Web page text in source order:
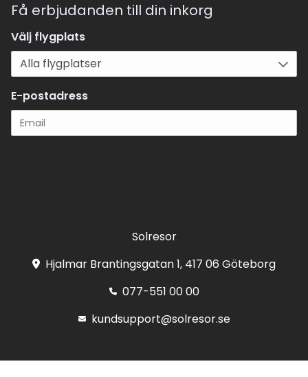
Få erbjudanden till din inkorg
Välj flygplats
E-postadress
Solresor
Hjalmar Brantingsgatan 1, 417 06 Göteborg
077-551 00 00
kundsupport@solresor.se